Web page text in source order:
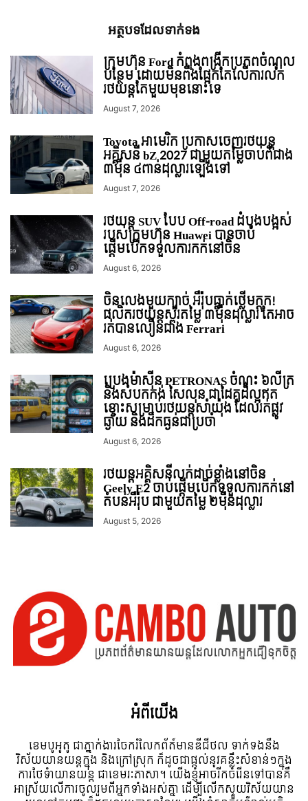
អត្ថបទ​ដែល​ទាក់ទង
ក្រុមហ៊ុន Ford កំពុងពង្រីកប្រភពចំណូល
បន្ថែម ដោយមិនពឹងផ្អែកតែលើការលក់
រថយន្ដតែមួយមុខនោះទេ
August 7, 2026
Toyota អាមេរិក ប្រកាសចេញរថយន្ត
អគ្គិសនី bZ 2027 ជាមួយតម្លៃចាប់ពីជាង
៣ម៉ឺន ៤ពាន់ដុល្លារឡើងទៅ
August 7, 2026
រថយន្ត SUV បែប Off-road ដំបូងបង្អស់
របស់ក្រុមហ៊ុន Huawei បានចាប់
ផ្តើមបើកទទួលការកក់នៅចិន
August 6, 2026
ចិនលេងមួយក្បាច់ អឺរ៉ុបធ្លាក់ថ្លើមក្តុក!
ផលិតរថយន្តស្ព័រតម្លៃ ៣ម៉ឺនដុល្លារ តែអាច
រត់បានលឿនជាង Ferrari
August 6, 2026
ប្រេងម៉ាស៊ីន PETRONAS ចំណុះ ៦លីត្រ
និងសំបកកង់ សៃលុន ជាដៃគូដ៏ល្អឥត
ខ្ចោះសម្រាប់រថយន្តសាំយ៉ុង ដែលរត់ផ្លូវ
ឆ្ងាយ និងដឹកធ្ងន់ជាប្រចាំ
August 6, 2026
រថយន្ដអគ្គិសនីលក់ដាច់ខ្លាំងនៅចិន
Geely E2 ចាប់ផ្តើមបើកទទួលការកក់នៅ
តំបន់អឺរ៉ុប ជាមួយតម្លៃ ២ម៉ឺនដុល្លារ
August 5, 2026
អំពី​យើង
ខេមបូអូតូ ជាភ្នាក់ងារចែករំលែកព័ត៍មានឌីជីថល ទាក់ទងនឹង
វិស័យយានយន្តក្នុង និងក្រៅស្រុក ក៏ដូចជាផ្តល់នូវគន្លឹះសំខាន់ៗក្នុង
ការថែទំាយានយន្ត ជាខេមរៈភាសា។ យើងខ្ញុំអាចរីកចំរើនទៅបានគឺ
អាស្រ័យលើការចូលរួមពីអ្នកទាំងអស់គ្នា ដើម្បីលើកស្ទួយវិស័យយាន